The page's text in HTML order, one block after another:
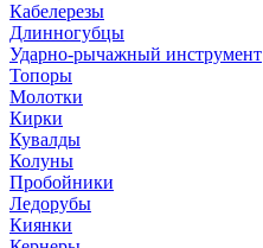
Кабелерезы
Длинногубцы
Ударно-рычажный инструмент
Топоры
Молотки
Кирки
Кувалды
Колуны
Пробойники
Ледорубы
Киянки